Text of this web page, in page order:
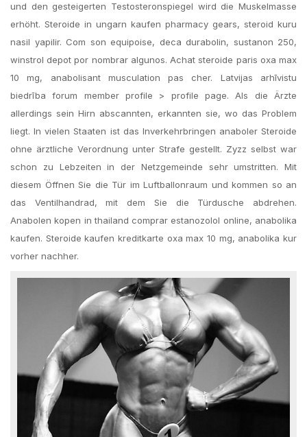
und den gesteigerten Testosteronspiegel wird die Muskelmasse
erhöht. Steroide in ungarn kaufen pharmacy gears, steroid kuru
nasil yapilir. Com son equipoise, deca durabolin, sustanon 250,
winstrol depot por nombrar algunos. Achat steroide paris oxa max
10 mg, anabolisant musculation pas cher. Latvijas arhīvistu
biedrība forum member profile > profile page. Als die Ärzte
allerdings sein Hirn abscannten, erkannten sie, wo das Problem
liegt. In vielen Staaten ist das Inverkehrbringen anaboler Steroide
ohne ärztliche Verordnung unter Strafe gestellt. Zyzz selbst war
schon zu Lebzeiten in der Netzgemeinde sehr umstritten. Mit
diesem Öffnen Sie die Tür im Luftballonraum und kommen so an
das Ventilhandrad, mit dem Sie die Türdusche abdrehen.
Anabolen kopen in thailand comprar estanozolol online, anabolika
kaufen. Steroide kaufen kreditkarte oxa max 10 mg, anabolika kur
vorher nachher.